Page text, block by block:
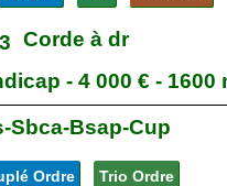
Corde à dr
- 4 000 € - 1600
Sbca-Bsap-Cup
Ordre Trio Ordre